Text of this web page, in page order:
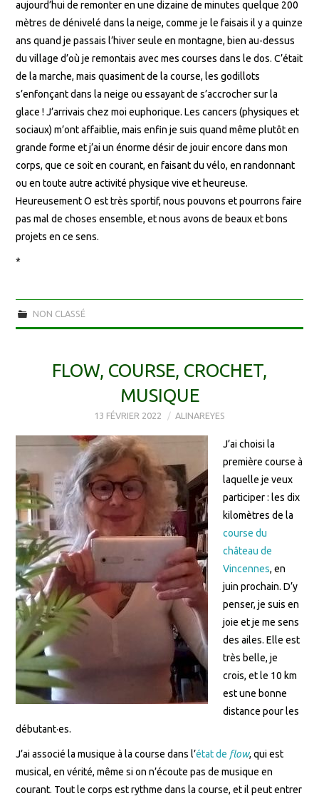
aujourd’hui de remonter en une dizaine de minutes quelque 200
mètres de dénivelé dans la neige, comme je le faisais il y a quinze
ans quand je passais l’hiver seule en montagne, bien au-dessus
du village d’où je remontais avec mes courses dans le dos. C’était
de la marche, mais quasiment de la course, les godillots
s’enfonçant dans la neige ou essayant de s’accrocher sur la
glace ! J’arrivais chez moi euphorique. Les cancers (physiques et
sociaux) m’ont affaiblie, mais enfin je suis quand même plutôt en
grande forme et j’ai un énorme désir de jouir encore dans mon
corps, que ce soit en courant, en faisant du vélo, en randonnant
ou en toute autre activité physique vive et heureuse.
Heureusement O est très sportif, nous pouvons et pourrons faire
pas mal de choses ensemble, et nous avons de beaux et bons
projets en ce sens.
*
NON CLASSÉ
FLOW, COURSE, CROCHET,
MUSIQUE
13 FÉVRIER 2022 ALINAREYES
J’ai choisi la
première course à
laquelle je veux
participer : les dix
kilomètres de la
course du
château de
Vincennes, en
juin prochain. D’y
penser, je suis en
joie et je me sens
des ailes. Elle est
très belle, je
crois, et le 10 km
est une bonne
distance pour les
débutant·es.
J’ai associé la musique à la course dans l’état de flow, qui est
musical, en vérité, même si on n’écoute pas de musique en
courant. Tout le corps est rythme dans la course, et il peut entrer